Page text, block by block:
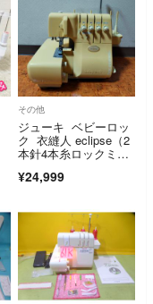
その他
ジューキ ベビーロッ
ク 衣縫人 eclipse（2
本針4本糸ロックミシ
¥24,999